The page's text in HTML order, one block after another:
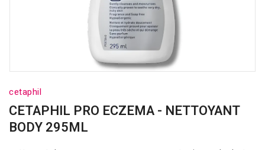
cetaphil
CETAPHIL PRO ECZEMA - NETTOYANT
BODY 295ML